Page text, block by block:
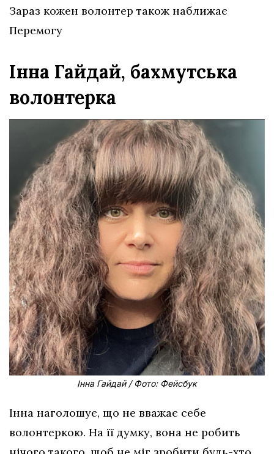
Зараз кожен волонтер також наближає
Перемогу
Інна Гайдай, бахмутська
волонтерка
Інна Гайдай / Фото: Фейсбук
Інна наголошує, що не вважає себе
волонтеркою. На її думку, вона не робить